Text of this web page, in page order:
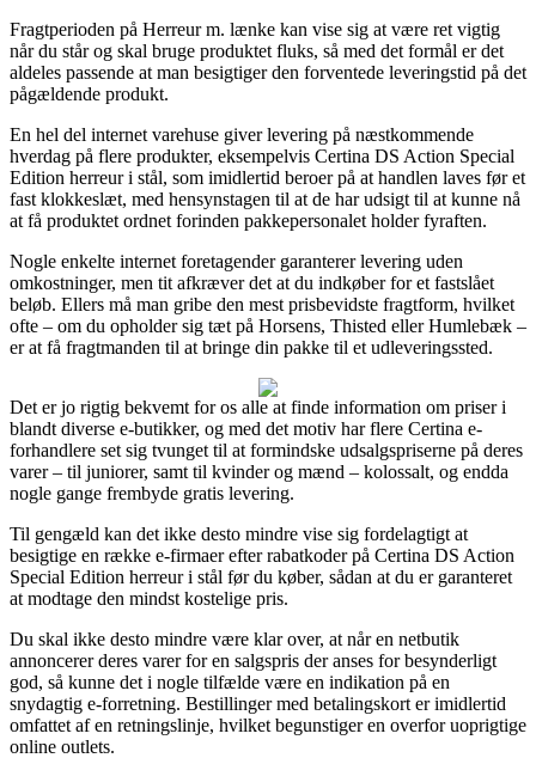
Fragtperioden på Herreur m. lænke kan vise sig at være ret vigtig
når du står og skal bruge produktet fluks, så med det formål er det
aldeles passende at man besigtiger den forventede leveringstid på det
pågældende produkt.
En hel del internet varehuse giver levering på næstkommende
hverdag på flere produkter, eksempelvis Certina DS Action Special
Edition herreur i stål, som imidlertid beroer på at handlen laves før et
fast klokkeslæt, med hensynstagen til at de har udsigt til at kunne nå
at få produktet ordnet forinden pakkepersonalet holder fyraften.
Nogle enkelte internet foretagender garanterer levering uden
omkostninger, men tit afkræver det at du indkøber for et fastslået
beløb. Ellers må man gribe den mest prisbevidste fragtform, hvilket
ofte – om du opholder sig tæt på Horsens, Thisted eller Humlebæk –
er at få fragtmanden til at bringe din pakke til et udleveringssted.
Det er jo rigtig bekvemt for os alle at finde information om priser i
blandt diverse e-butikker, og med det motiv har flere Certina e-
forhandlere set sig tvunget til at formindske udsalgspriserne på deres
varer – til juniorer, samt til kvinder og mænd – kolossalt, og endda
nogle gange frembyde gratis levering.
Til gengæld kan det ikke desto mindre vise sig fordelagtigt at
besigtige en række e-firmaer efter rabatkoder på Certina DS Action
Special Edition herreur i stål før du køber, sådan at du er garanteret
at modtage den mindst kostelige pris.
Du skal ikke desto mindre være klar over, at når en netbutik
annoncerer deres varer for en salgspris der anses for besynderligt
god, så kunne det i nogle tilfælde være en indikation på en
snydagtig e-forretning. Bestillinger med betalingskort er imidlertid
omfattet af en retningslinje, hvilket begunstiger en overfor uoprigtige
online outlets.